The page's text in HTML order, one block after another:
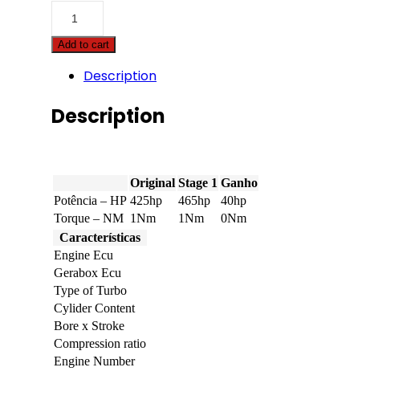
Steiger
-
12.9
4B
425hp
Add to cart
Description
Description
Original Stage 1 Ganho
Potência – HP 425hp 465hp
40hp
Torque – NM 1Nm 1Nm
0Nm
Características
Engine Ecu
Gerabox Ecu
Type of Turbo
Cylider Content
Bore x Stroke
Compression ratio
Engine Number